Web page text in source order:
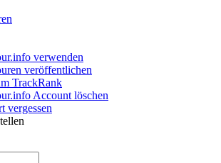
verwenden
veröffentlichen
TrackRank
Account löschen
vergessen